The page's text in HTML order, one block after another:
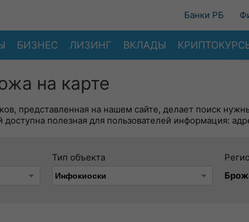
Банки РБ
БИЗНЕС ЛИЗИНГ ВКЛАДЫ
на карте
представленная на нашем сайте, делает поиск
полезная для пользователей информация:
Тип объекта